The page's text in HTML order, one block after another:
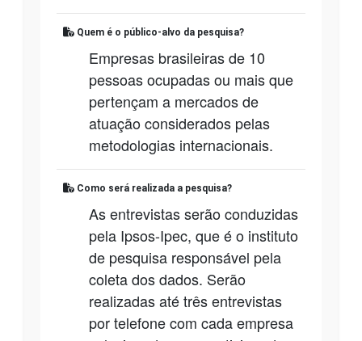
Quem é o público-alvo da pesquisa?
Empresas brasileiras de 10
pessoas ocupadas ou mais que
pertençam a mercados de
atuação considerados pelas
metodologias internacionais.
Como será realizada a pesquisa?
As entrevistas serão conduzidas
pela Ipsos-Ipec, que é o instituto
de pesquisa responsável pela
coleta dos dados. Serão
realizadas até três entrevistas
por telefone com cada empresa